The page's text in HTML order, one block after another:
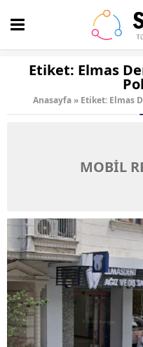
Etiket: Elmas
Anasayfa » Etiket: Elmas
MOBİL